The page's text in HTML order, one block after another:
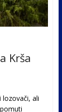
Krša
ali